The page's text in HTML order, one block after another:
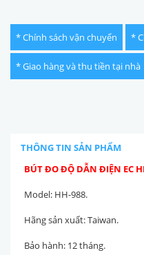
* Chính sách vận chuyển *
* Giao hàng và thu tiền tại nhà
THÔNG TIN SẢN PHẨM
BÚT ĐO ĐỘ DẪN ĐIỆN EC
Model: HH-988.
Hãng sản xuất: Taiwan.
Bảo hành: 12 tháng.